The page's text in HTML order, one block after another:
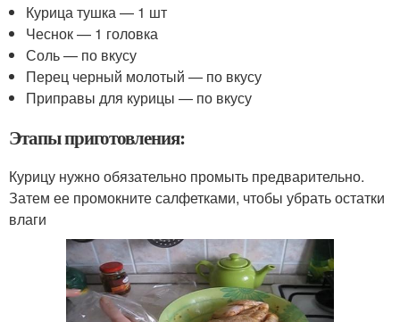
Курица тушка — 1 шт
Чеснок — 1 головка
Соль — по вкусу
Перец черный молотый — по вкусу
Приправы для курицы — по вкусу
Этапы приготовления:
Курицу нужно обязательно промыть предварительно.
Затем ее промокните салфетками, чтобы убрать остатки
влаги